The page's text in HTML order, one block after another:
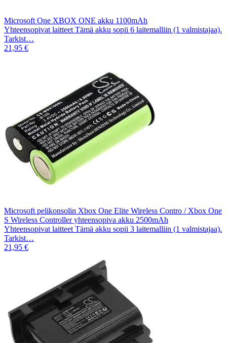
Microsoft One XBOX ONE akku 1100mAh
Yhteensopivat laitteet Tämä akku sopii 6 laitemalliin (1 valmistajaa).
Tarkist…
21,95 €
Microsoft pelikonsolin Xbox One Elite Wireless Contro / Xbox One
S Wireless Controller yhteensopiva akku 2500mAh
Yhteensopivat laitteet Tämä akku sopii 3 laitemalliin (1 valmistajaa).
Tarkist…
21,95 €